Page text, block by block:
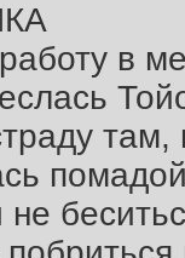
в
не